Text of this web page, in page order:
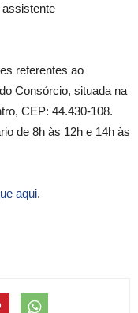
referentes ao
Consórcio, situada na
CEP: 44.430-108.
de 8h às 12h e 14h às
aqui.